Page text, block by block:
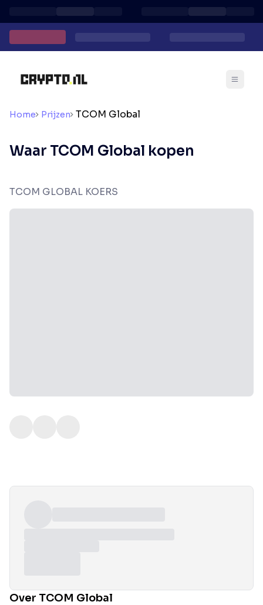
Home Prijzen TCOM Global
Waar TCOM Global kopen
TCOM GLOBAL KOERS
Over TCOM Global